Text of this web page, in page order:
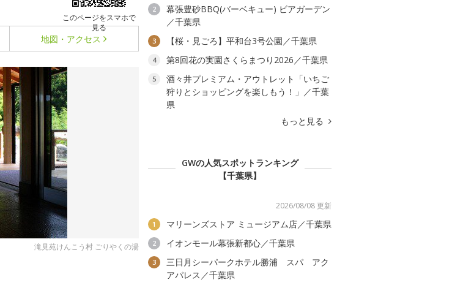
このページをスマホで
見る
地図・アクセス
滝見苑けんこう村 ごりやくの湯
2
幕張豊砂BBQ(バーベキュー) ビアガーデン
／千葉県
3 【桜・見ごろ】平和台3号公園／千葉県
4 第8回花の実園さくらまつり2026／千葉県
5
酒々井プレミアム・アウトレット「いちご
狩りとショッピングを楽しもう！」／千葉
県
もっと見る
GWの人気スポットランキング
【千葉県】
2026/08/08 更新
1 マリーンズストア ミュージアム店／千葉県
2 イオンモール幕張新都心／千葉県
3
三日月シーパークホテル勝浦 スパ アク
アパレス／千葉県